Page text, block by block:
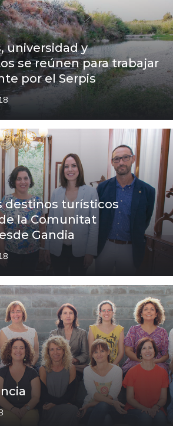
universidad y
se reúnen para trabajar
por el Serpis
destinos turísticos
la Comunitat
Gandia